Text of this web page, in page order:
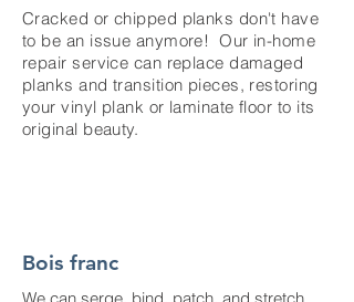
Cracked or chipped planks don't have
to be an issue anymore! Our in-home
repair service can replace damaged
planks and transition pieces, restoring
your vinyl plank or laminate floor to its
original beauty.
Bois franc